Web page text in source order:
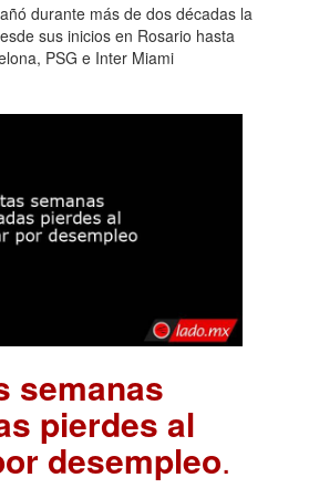
durante más de dos décadas la
sus inicios en Rosario hasta
PSG e Inter Miami
semanas
pierdes al
desempleo.